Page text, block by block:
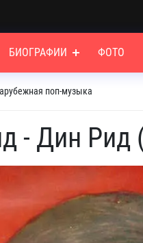
БИОГРАФИИ ФОТО
поп-музыка
- Дин Рид